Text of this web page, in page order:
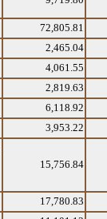
72,805.81
2,465.04
4,061.55
2,819.63
6,118.92
3,953.22
15,756.84
17,780.83